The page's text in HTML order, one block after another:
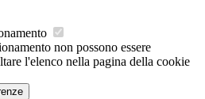
non possono essere
l'elenco nella pagina della cookie